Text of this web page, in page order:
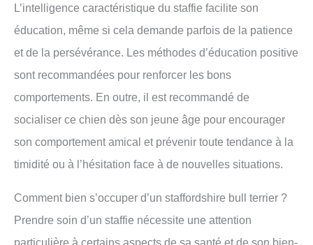
L’intelligence caractéristique du staffie facilite son
éducation, même si cela demande parfois de la patience
et de la persévérance. Les méthodes d’éducation positive
sont recommandées pour renforcer les bons
comportements. En outre, il est recommandé de
socialiser ce chien dès son jeune âge pour encourager
son comportement amical et prévenir toute tendance à la
timidité ou à l’hésitation face à de nouvelles situations.
Comment bien s’occuper d’un staffordshire bull terrier ?
Prendre soin d’un staffie nécessite une attention
particulière à certains aspects de sa santé et de son bien-